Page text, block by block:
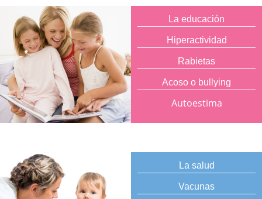
La educación
Hiperactividad
Rabietas
Acoso o bullying
Autoestima
La salud
Vacunas